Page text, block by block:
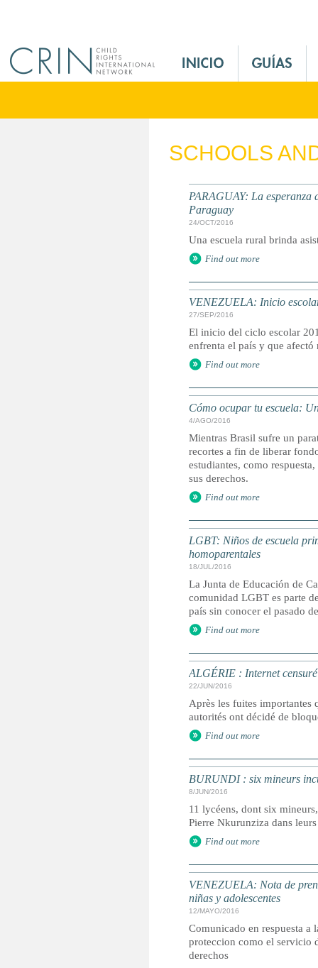
M
n
SCHOOLS
PARAGUAY: La
Paraguay
24/OCT/2016
Una escuela rural brinda
Find out more
VENEZUELA: Inicio
27/SEP/2016
El inicio del ciclo escolar
enfrenta el país y que afectó
Find out more
Cómo ocupar tu escuela:
4/AGO/2016
Mientras Brasil sufre un
recortes a fin de liberar
estudiantes, como
sus derechos.
Find out more
LGBT: Niños de escuela
homoparentales
18/JUL/2016
La Junta de Educación de
comunidad LGBT es parte
país sin conocer el pasado
Find out more
ALGÉRIE : Internet
22/JUN/2016
Après les fuites importantes
autorités ont décidé de
Find out more
BURUNDI : six mineurs
8/JUN/2016
11 lycéens, dont six
Pierre Nkurunziza dans
Find out more
VENEZUELA: Nota de
niñas y adolescentes
12/MAYO/2016
Comunicado en respuesta a
proteccion como el servicio
derechos